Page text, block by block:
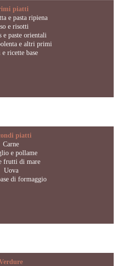
piatti
e pasta ripiena
e risotti
e paste orientali
e altri primi
e ricette base
piatti
Carne
e pollame
frutti di mare
Uova
di formaggio